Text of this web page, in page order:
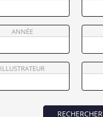
ANNÉE
ILLUSTRATEUR
RECHERCHER